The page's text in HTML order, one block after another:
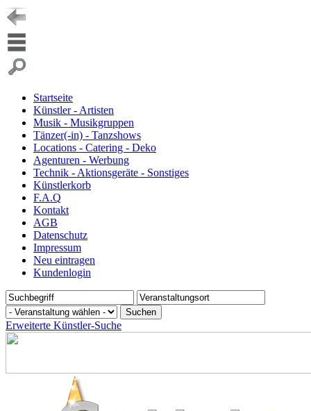
Startseite
Künstler - Artisten
Musik - Musikgruppen
Tänzer(-in) - Tanzshows
Locations - Catering - Deko
Agenturen - Werbung
Technik - Aktionsgeräte - Sonstiges
Künstlerkorb
F.A.Q
Kontakt
AGB
Datenschutz
Impressum
Neu eintragen
Kundenlogin
Erweiterte Künstler-Suche